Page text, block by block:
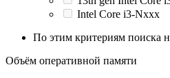
Intel Core i3-Nxxx
По этим критериям поиска
Объём оперативной памяти